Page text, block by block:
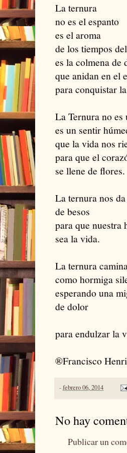
La ternura
no es el espanto
es el aroma
de los tiempos
es la colmena de
que anidan en el
para conquistar
La Ternura no
es un sentir
que la vida nos
para que el
se llene de flores.
La ternura nos
de besos
para que nuestra
sea la vida.
La ternura
como hormiga
esperando una
de dolor
para endulzar la
®Francisco
-febrero 06, 2014
No hay
Publicar un